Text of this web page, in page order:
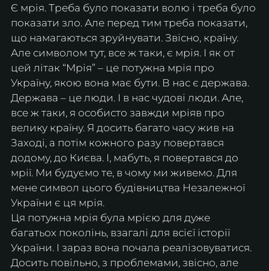
Є мрія. Треба було показати волю і треба було
показати зло. Але перед тим треба показати,
що намагаються зруйнувати. Звісно, країну.
Але символом тут, все ж таки, є мрія. І як от
цей літак “Мрія” – це потужна мрія про
Україну, якою вона має бути. В нас є держава.
Держава – це люди. І в нас чудові люди. Але,
все ж таки, я особисто завжди мріяв про
велику країну. Я досить багато часу жив на
Заході, а потім кожного разу повертався
додому, до Києва. І, мабуть, я повертався до
мрії. Ми будуємо те, в чому ми живемо. Для
мене символ цього будівництва Незалежної
України є ця мрія.
Ця потужна мрія була мрією для дуже
багатьох поколінь, взагалі для всієї історії
України. І зараз вона почала реалізовуватися.
Досить повільно, з проблемами, звісно, але